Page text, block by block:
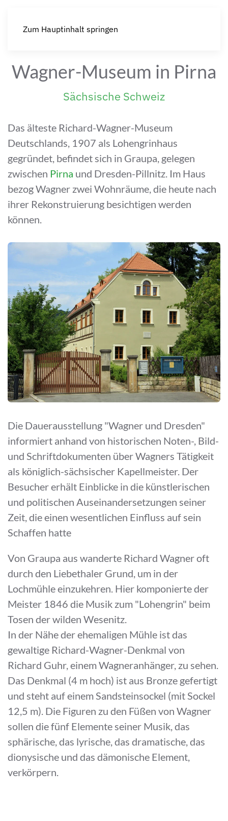
Zum Hauptinhalt springen
Wagner-Museum in Pirna
Sächsische Schweiz
Das älteste Richard-Wagner-Museum
Deutschlands, 1907 als Lohengrinhaus
gegründet, befindet sich in Graupa, gelegen
zwischen Pirna und Dresden-Pillnitz. Im Haus
bezog Wagner zwei Wohnräume, die heute nach
ihrer Rekonstruierung besichtigen werden
können.
Die Dauerausstellung "Wagner und Dresden"
informiert anhand von historischen Noten-, Bild-
und Schriftdokumenten über Wagners Tätigkeit
als königlich-sächsischer Kapellmeister. Der
Besucher erhält Einblicke in die künstlerischen
und politischen Auseinandersetzungen seiner
Zeit, die einen wesentlichen Einfluss auf sein
Schaffen hatte
Von Graupa aus wanderte Richard Wagner oft
durch den Liebethaler Grund, um in der
Lochmühle einzukehren. Hier komponierte der
Meister 1846 die Musik zum "Lohengrin" beim
Tosen der wilden Wesenitz.
In der Nähe der ehemaligen Mühle ist das
gewaltige Richard-Wagner-Denkmal von
Richard Guhr, einem Wagneranhänger, zu sehen.
Das Denkmal (4 m hoch) ist aus Bronze gefertigt
und steht auf einem Sandsteinsockel (mit Sockel
12,5 m). Die Figuren zu den Füßen von Wagner
sollen die fünf Elemente seiner Musik, das
sphärische, das lyrische, das dramatische, das
dionysische und das dämonische Element,
verkörpern.